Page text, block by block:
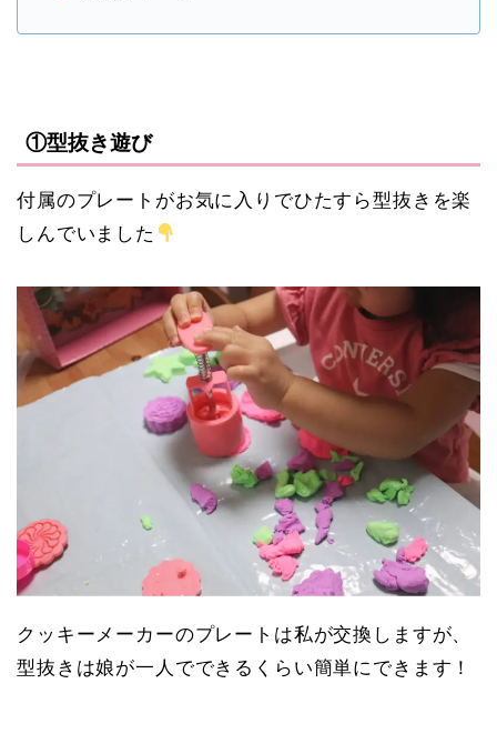
①型抜き遊び
付属のプレートがお気に入りでひたすら型抜きを楽
しんでいました
クッキーメーカーのプレートは私が交換しますが、
型抜きは娘が一人でできるくらい簡単にできます！